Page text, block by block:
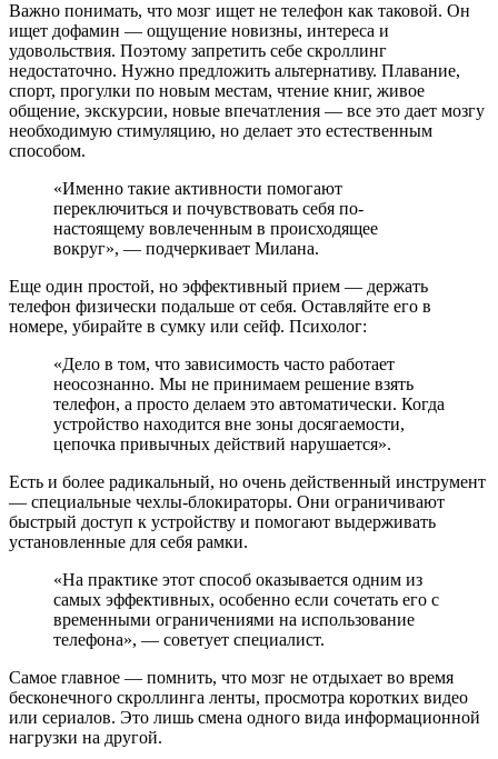
Важно понимать, что мозг ищет не телефон как таковой. Он
ищет дофамин — ощущение новизны, интереса и
удовольствия. Поэтому запретить себе скроллинг
недостаточно. Нужно предложить альтернативу. Плавание,
спорт, прогулки по новым местам, чтение книг, живое
общение, экскурсии, новые впечатления — все это дает мозгу
необходимую стимуляцию, но делает это естественным
способом.
«Именно такие активности помогают
переключиться и почувствовать себя по-
настоящему вовлеченным в происходящее
вокруг», — подчеркивает Милана.
Еще один простой, но эффективный прием — держать
телефон физически подальше от себя. Оставляйте его в
номере, убирайте в сумку или сейф. Психолог:
«Дело в том, что зависимость часто работает
неосознанно. Мы не принимаем решение взять
телефон, а просто делаем это автоматически. Когда
устройство находится вне зоны досягаемости,
цепочка привычных действий нарушается».
Есть и более радикальный, но очень действенный инструмент
— специальные чехлы-блокираторы. Они ограничивают
быстрый доступ к устройству и помогают выдерживать
установленные для себя рамки.
«На практике этот способ оказывается одним из
самых эффективных, особенно если сочетать его с
временными ограничениями на использование
телефона», — советует специалист.
Самое главное — помнить, что мозг не отдыхает во время
бесконечного скроллинга ленты, просмотра коротких видео
или сериалов. Это лишь смена одного вида информационной
нагрузки на другой.